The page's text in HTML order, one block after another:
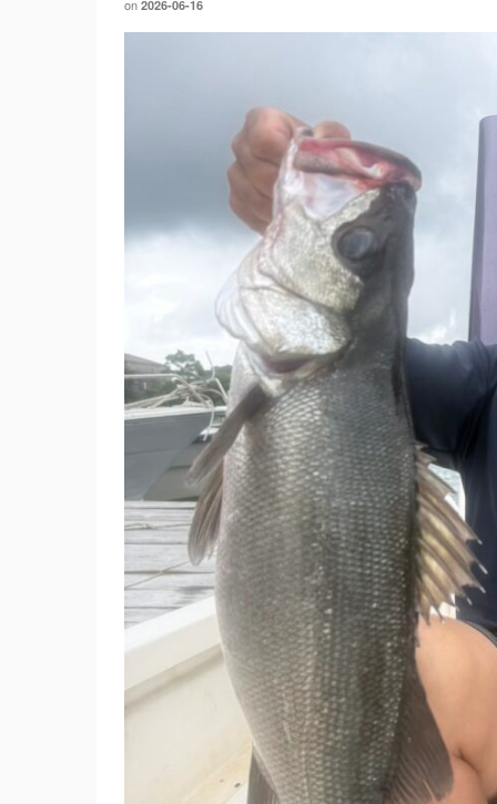
on 2026-06-16